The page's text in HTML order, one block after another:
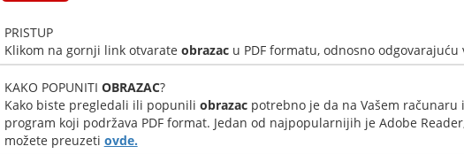
PRISTUP
Klikom na gornji link otvarate obrazacu PDF formatu, odnosno odgovarajuću
KAKO POPUNITI OBRAZAC?
Kako biste pregledali ili popunili obrazacpotrebno je da na Vašem računaru
program koji podržava PDF format. Jedan od najpopularnijih je Adobe
možete preuzeti ovde.